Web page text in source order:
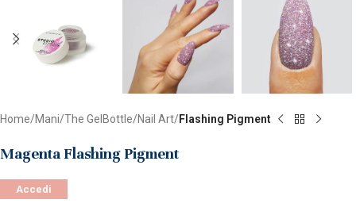
Home Mani The GelBottle Nail Art Flashing Pigment
Magenta Flashing Pigment
Accedi